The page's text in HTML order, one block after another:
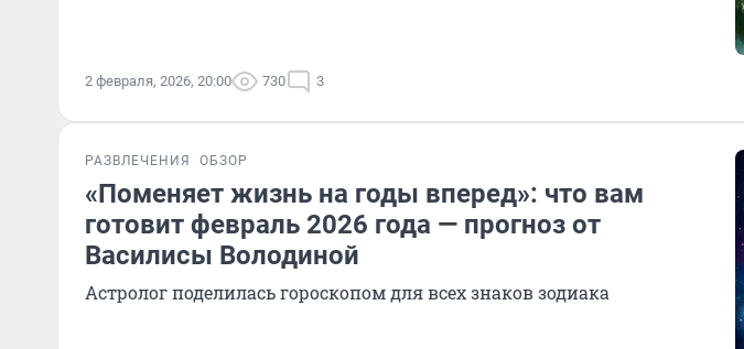
2 февраля, 2026, 20:00 730 3
РАЗВЛЕЧЕНИЯ ОБЗОР
«Поменяет жизнь на годы вперед»: что вам
готовит февраль 2026 года — прогноз от
Василисы Володиной
Астролог поделилась гороскопом для всех знаков зодиака